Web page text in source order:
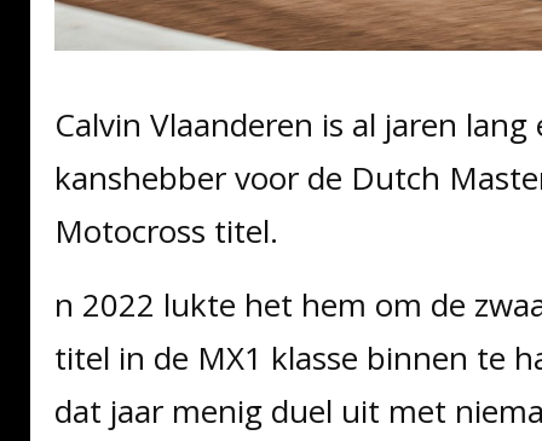
Calvin Vlaanderen is al jaren lang
kanshebber voor de Dutch
Motocross titel.
n 2022 lukte het hem om de
titel in de MX1 klasse binnen te
dat jaar menig duel uit met